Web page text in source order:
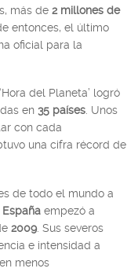
más de 2 millones de
entonces, el último
oficial para la
del Planeta’ logró
en 35 países . Unos
con cada
una cifra récord de
de todo el mundo a
España empezó a
2009 . Sus severos
e intensidad a
menos